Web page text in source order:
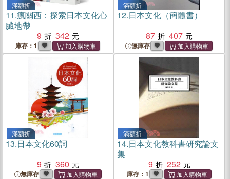
滿額折
11.瘋關西：探索日本文化心
臟地帶
9
342
庫存：1
滿額折
12.日本文化（簡體書）
87
407
無庫存
滿額折
13.日本文化60詞
9
360
無庫存
滿額折
14.日本文化教科書研究論文
集
9
252
庫存：1